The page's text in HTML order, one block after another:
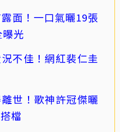
面！一口氣曬19張
光
不佳！網紅裴仁圭
世！歌神許冠傑曬
檔